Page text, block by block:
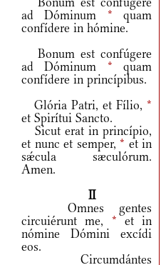
ad Dóminum * quam
confídere in hómine.
Bonum est confúgere
ad Dóminum * quam
confídere in princípibus.
Glória Patri, et Fílio, *
et Spirítui Sancto.
Sicut erat in princípio,
et nunc et semper, * et in
sǽcula sæculórum.
Amen.
II
Omnes gentes
circuiérunt me, * et in
nómine Dómini excídi
eos.
Circumdántes